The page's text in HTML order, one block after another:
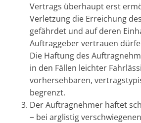
Vertrags überhaupt erst
Verletzung die Erreichung
gefährdet und auf deren
Auftraggeber vertrauen
Die Haftung des
in den Fällen leichter
vorhersehbaren,
begrenzt.
Der Auftragnehmer haftet
− bei arglistig